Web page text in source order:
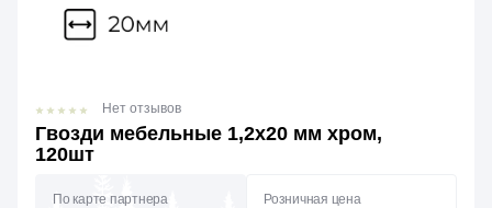
Гвозди мебельные 1,2х20 мм хром,
120шт
Нет отзывов
По карте партнера Розничная цена